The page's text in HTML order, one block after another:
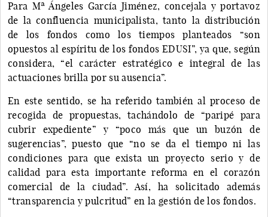
Para Mª Ángeles García Jiménez, concejala y portavoz
de la confluencia municipalista, tanto la distribución
de los fondos como los tiempos planteados “son
opuestos al espíritu de los fondos EDUSI”, ya que, según
considera, “el carácter estratégico e integral de las
actuaciones brilla por su ausencia”.
En este sentido, se ha referido también al proceso de
recogida de propuestas, tachándolo de “paripé para
cubrir expediente” y “poco más que un buzón de
sugerencias”, puesto que “no se da el tiempo ni las
condiciones para que exista un proyecto serio y de
calidad para esta importante reforma en el corazón
comercial de la ciudad”. Así, ha solicitado además
“transparencia y pulcritud” en la gestión de los fondos.